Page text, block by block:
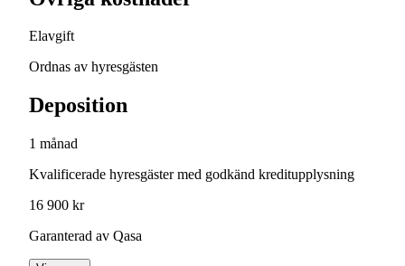
Elavgift
Ordnas av hyresgästen
Deposition
1 månad
Kvalificerade hyresgäster med godkänd kreditupplysning
16 900 kr
Garanterad av Qasa